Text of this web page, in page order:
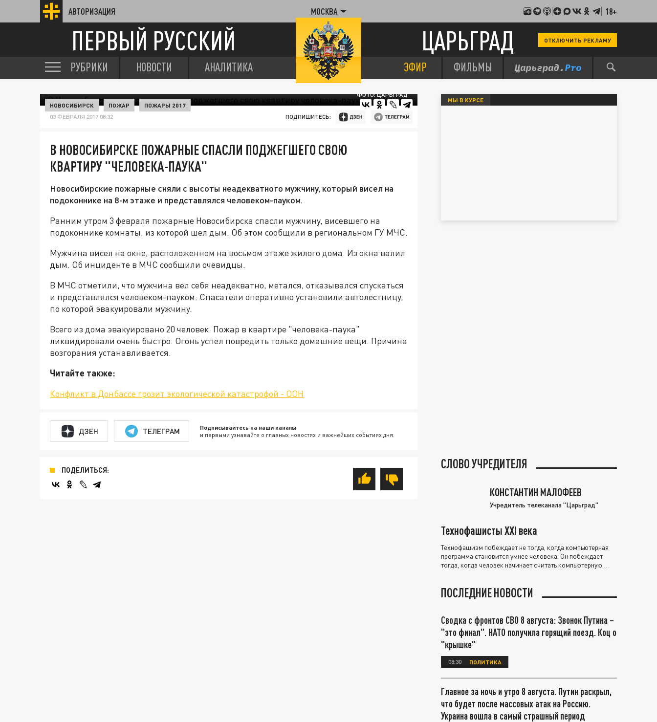
АВТОРИЗАЦИЯ МОСКВА 18+
ПЕРВЫЙ РУССКИЙ ЦАРЬГРАД ОТКЛЮЧИТЬ РЕКЛАМУ
РУБРИКИ НОВОСТИ АНАЛИТИКА ЭФИР ФИЛЬМЫ
ФОТО: ЦАРЬГРАД
НОВОСИБИРСК ПОЖАР ПОЖАРЫ 2017
03 ФЕВРАЛЯ 2017 08:32 ПОДПИШИТЕСЬ:
В НОВОСИБИРСКЕ ПОЖАРНЫЕ СПАСЛИ ПОДЖЕГШЕГО СВОЮ
КВАРТИРУ "ЧЕЛОВЕКА-ПАУКА"
Новосибирские пожарные сняли с высоты неадекватного мужчину, который висел на
подоконнике на 8-м этаже и представлялся человеком-пауком.
Ранним утром 3 февраля пожарные Новосибирска спасли мужчину, висевшего на
подоконнике комнаты, из которой шел дым. Об этом сообщили в региональном ГУ МЧС.
Мужчина висел на окне, расположенном на восьмом этаже жилого дома. Из окна валил
дым. Об инциденте в МЧС сообщили очевидцы.
В МЧС отметили, что мужчина вел себя неадекватно, метался, отказывался спускаться
и представлялся человеком-пауком. Спасатели оперативно установили автолестницу,
по которой эвакуировали мужчину.
Всего из дома эвакуировано 20 человек. Пожар в квартире "человека-паука"
ликвидировали очень быстро. Огонь успел повредить только домашние вещи. Причина
возгорания устанавливается.
Читайте также:
Конфликт в Донбассе грозит экологической катастрофой - ООН
ДЗЕН ТЕЛЕГРАМ Подписывайтесь на наши каналы
и первыми узнавайте о главных новостях и важнейших событиях дня.
ПОДЕЛИТЬСЯ:
МЫ В КУРСЕ
СЛОВО УЧРЕДИТЕЛЯ
КОНСТАНТИН МАЛОФЕЕВ
Учредитель телеканала "Царьград"
Технофашисты XXI века
Технофашизм побеждает не тогда, когда компьютерная
программа становится умнее человека. Он побеждает
тогда, когда человек начинает считать компьютерную
ПОСЛЕДНИЕ НОВОСТИ
Сводка с фронтов СВО 8 августа: Звонок Путина –
"это финал". НАТО получила горящий поезд. Коц о
"крышке"
08:30 ПОЛИТИКА
Главное за ночь и утро 8 августа. Путин раскрыл,
что будет после массовых атак на Россию.
Украина вошла в самый страшный период